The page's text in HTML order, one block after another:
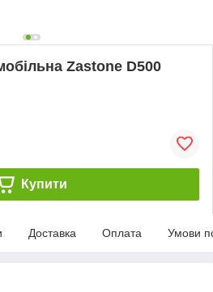
Zastone D500
Купити
Доставка Оплата Умови